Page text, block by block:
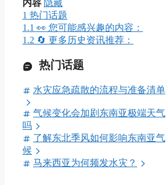
内容 隐藏
1 热门话题
1.1 👀 您可能感兴趣的内容：
1.2 🔄 更多历史资讯推荐：
热门话题
水灾应急疏散的流程与准备清单
气候变化会加剧东南亚极端天气
吗
了解东北季风如何影响东南亚气
候
马来西亚为何频发水灾？